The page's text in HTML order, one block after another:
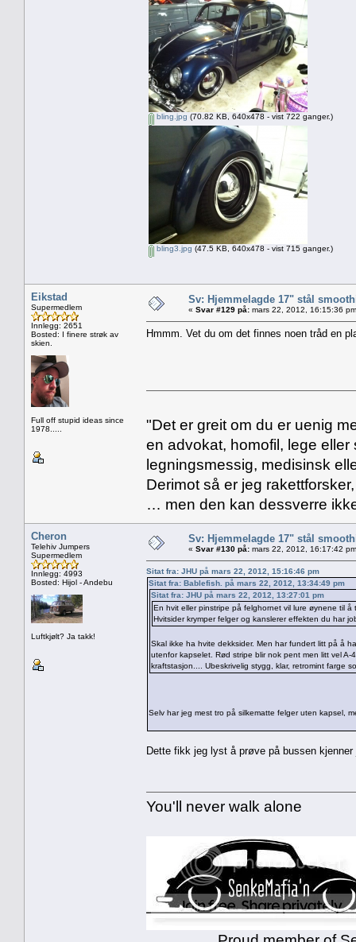
bling.jpg (70.82 KB, 640x478 - vist 722 ganger.)
bling3.jpg (47.5 KB, 640x478 - vist 715 ganger.)
Eikstad
Supermedlem
Innlegg: 2651
Bosted: I finere strøk av
skien.
Full off stupid ideas since
1978.....
Sv: Hjemmelagde 17" stål
« Svar #129 på: mars 22, 2012, 16:15:36
Hmmm. Vet du om det finnes noen tråd en
"Det er greit om du er uenig
en advokat, homofil, lege
legningsmessig, medisinsk
Derimot så er jeg
… men den kan dessverre
Cheron
Telehiv Jumpers
Supermedlem
Innlegg: 4993
Bosted: Hijol - Andebu
Luftkjølt? Ja takk!
Sv: Hjemmelagde 17" stål
« Svar #130 på: mars 22, 2012, 16:17:42
Sitat fra: JHU på mars 22, 2012, 15:16:46 pm
Sitat fra: Bablefish. på mars 22, 2012, 13:34:49 pm
Sitat fra: JHU på mars 22, 2012, 13:27:01 pm
En hvit eller pinstripe på felghornet vil lure øynene til
Hvitsider krymper felger og kanslerer effekten du har
Skal ikke ha hvite dekksider. Men har fundert litt på å
utenfor kapselet. Rød stripe blir nok pent men litt vel
kraftstasjon.... Ubeskrivelig stygg, klar, retromint farge
Selv har jeg mest tro på silkematte felger uten kapsel,
Dette fikk jeg lyst å prøve på bussen kjenner
You'll never walk alone